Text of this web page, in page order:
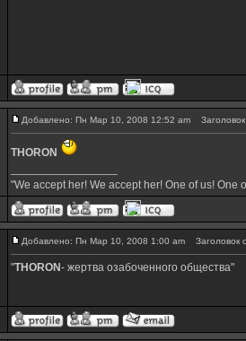
Добавлено: Пн Мар 10, 2008 12:52 am
THORON
"We accept her! We accept her! One of us!
Добавлено: Пн Мар 10, 2008 1:00 am Заголовок
"THORON- жертва озабоченного общества"